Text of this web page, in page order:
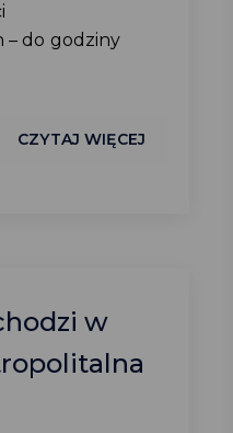
– do godziny
CZYTAJ WIĘCEJ
w